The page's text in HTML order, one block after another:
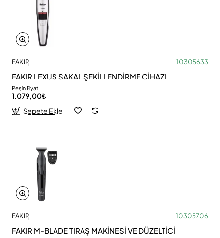
FAKIR 10305633
FAKIR LEXUS SAKAL ŞEKİLLENDİRME CİHAZI
Peşin Fiyat
1.079,00₺
Sepete Ekle
FAKIR 10305706
FAKIR M-BLADE TIRAŞ MAKİNESİ VE DÜZELTİCİ